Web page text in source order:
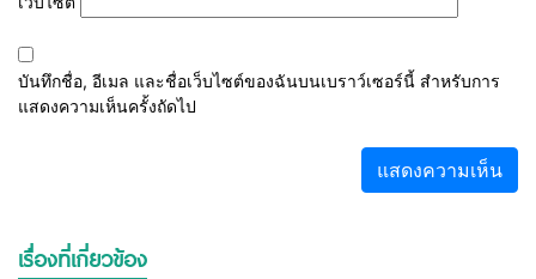
บันทึกชื่อ, อีเมล และชื่อเว็บไซต์ของฉันบนเบราว์เซอร์นี้ สำหรับการ
แสดงความเห็นครั้งถัดไป
เรื่องที่เกี่ยวข้อง